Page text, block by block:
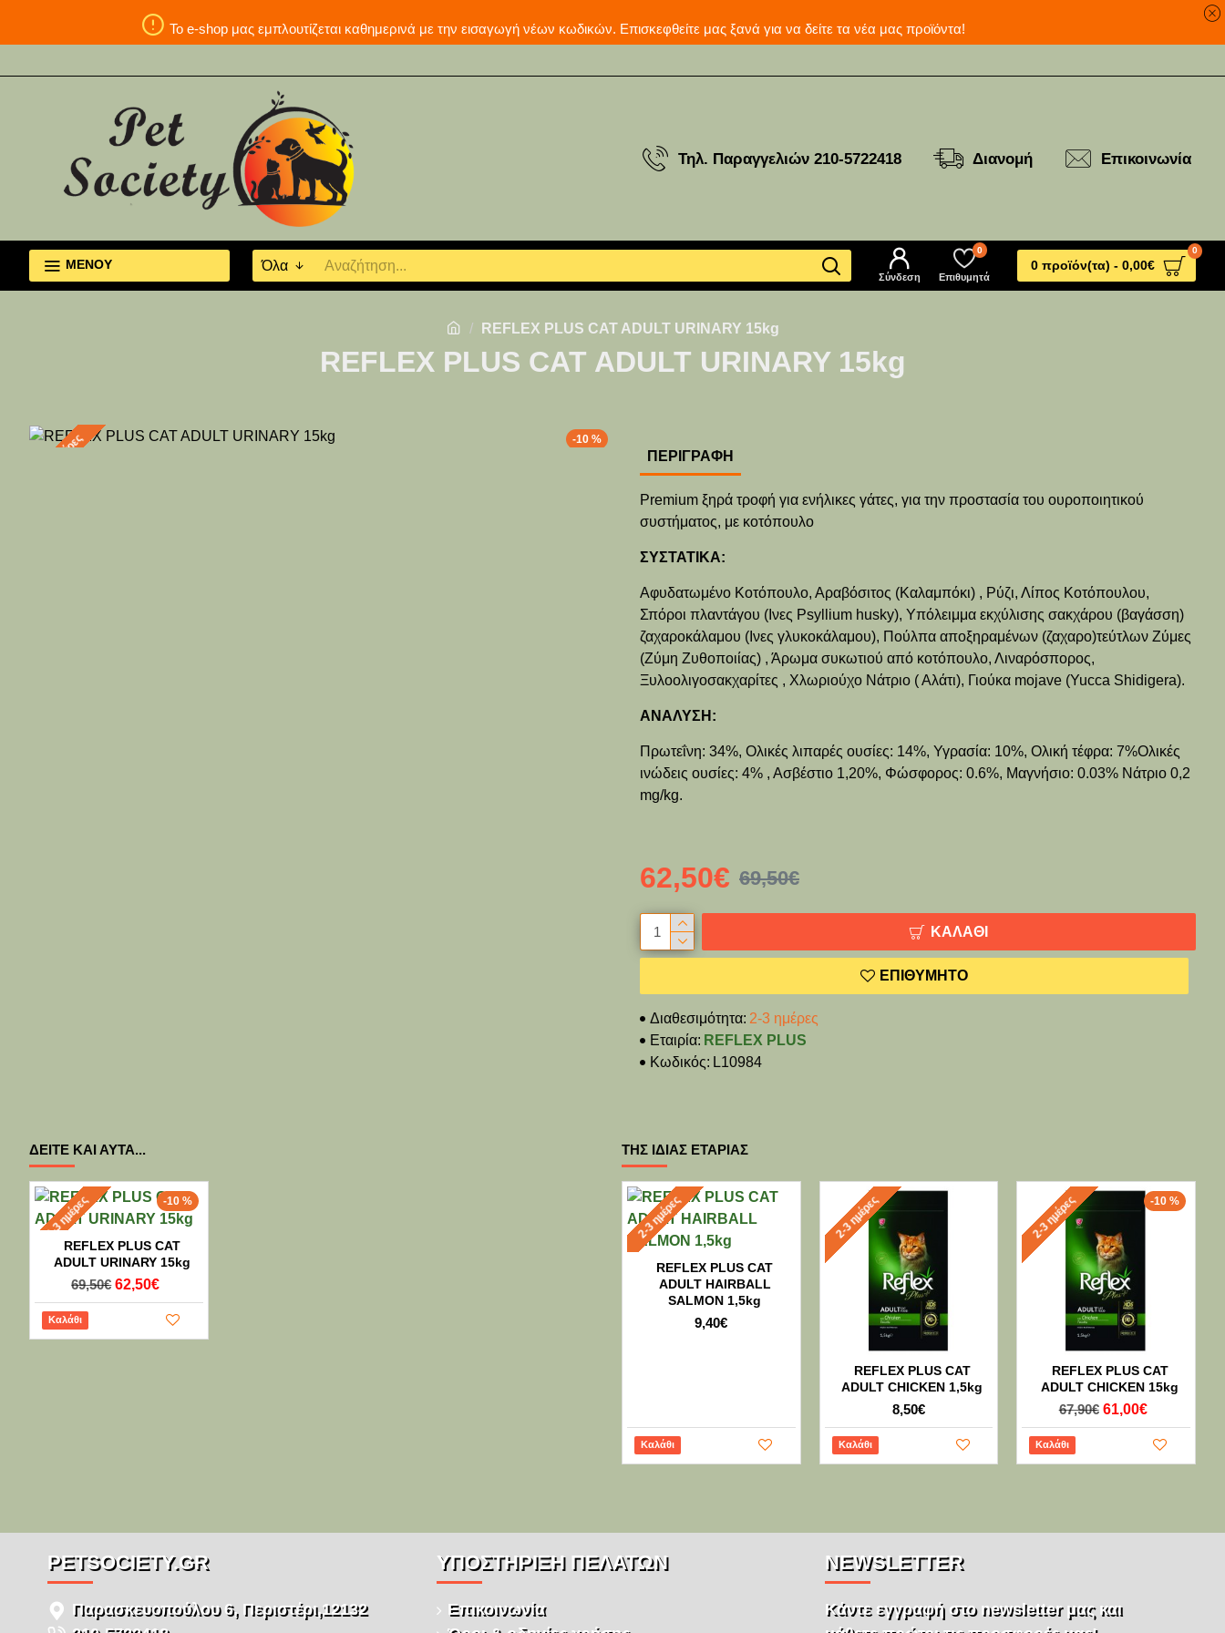
Το e-shop μας εμπλουτίζεται καθημερινά με την εισαγωγή νέων κωδικών. Επισκεφθείτε μας ξανά για να δείτε τα νέα μας προϊόντα!
Τηλ. Παραγγελιών 210-5722418 Διανομή Επικοινωνία
ΜΕΝΟΥ Όλα
Σύνδεση Επιθυμητά
0
0 προϊόν(τα) - 0,00€
0
REFLEX PLUS CAT ADULT URINARY 15kg
REFLEX PLUS CAT ADULT URINARY 15kg
-10 %
2-3 ημέρες ΠΕΡΙΓΡΑΦΉ
Premium ξηρά τροφή για ενήλικες γάτες, για την προστασία του ουροποιητικού
συστήματος, με κοτόπουλο
ΣΥΣΤΑΤΙΚΑ:
Αφυδατωμένο Κοτόπουλο, Αραβόσιτος (Καλαμπόκι) , Ρύζι, Λίπος Κοτόπουλου,
Σπόροι πλαντάγου (Ινες Psyllium husky), Υπόλειμμα εκχύλισης σακχάρου (βαγάσση)
ζαχαροκάλαμου (Ινες γλυκοκάλαμου), Πούλπα αποξηραμένων (ζαχαρο)τεύτλων Ζύμες
(Ζύμη Ζυθοποιίας) , Άρωμα συκωτιού από κοτόπουλο, Λιναρόσπορος,
Ξυλοολιγοσακχαρίτες , Χλωριούχο Νάτριο ( Αλάτι), Γιούκα mojave (Yucca Shidigera).
ΑΝΑΛΥΣΗ:
Πρωτεΐνη: 34%, Ολικές λιπαρές ουσίες: 14%, Υγρασία: 10%, Ολική τέφρα: 7%Ολικές
ινώδεις ουσίες: 4% , Ασβέστιο 1,20%, Φώσφορος: 0.6%, Μαγνήσιο: 0.03% Νάτριο 0,2
mg/kg.
Διαθεσιμότητα: 2-3 ημέρες
Εταιρία: REFLEX PLUS
Κωδικός: L10984
69,50€
62,50€
ΚΑΛΆΘΙ
ΕΠΙΘΥΜΗΤΌ
ΔΕΊΤΕ ΚΑΙ ΑΥΤΆ...
-10 %
2-3 ημέρες
REFLEX PLUS CAT
ADULT URINARY 15kg
69,50€ 62,50€
Καλάθι
ΤΗΣ ΊΔΙΑΣ ΕΤΑΡΊΑΣ
2-3 ημέρες
REFLEX PLUS CAT
ADULT HAIRBALL
SALMON 1,5kg
9,40€
Καλάθι
2-3 ημέρες
REFLEX PLUS CAT
ADULT CHICKEN 1,5kg
8,50€
Καλάθι
-10 %
2-3 ημέρες
REFLEX PLUS CAT
ADULT CHICKEN 15kg
67,90€ 61,00€
Καλάθι
PETSOCIETY.GR
Παρασκευοπούλου 6, Περιστέρι,12132
ΥΠΌΣΤΉΡΙΞΗ ΠΕΛΑΤΏΝ
Επικοινωνία
NEWSLETTER
Κάντε εγγραφή στο newsletter μας και